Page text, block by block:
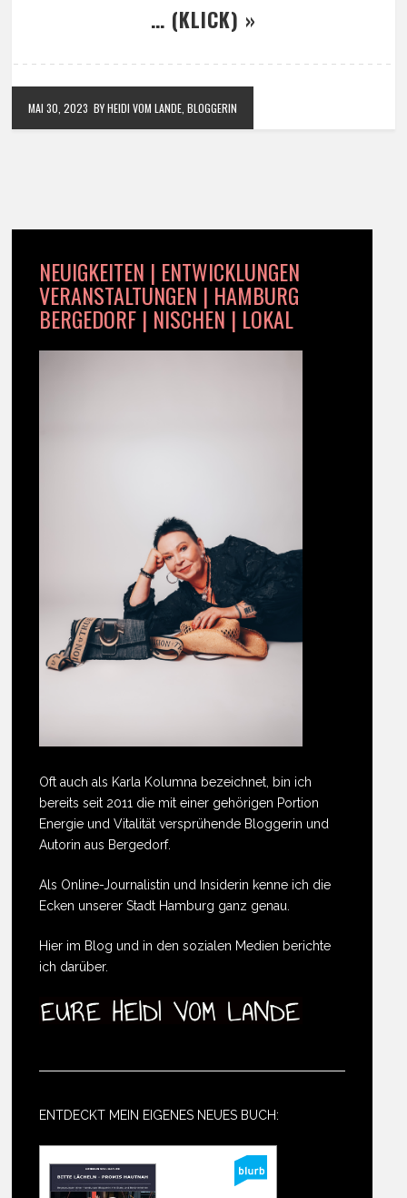
… (KLICK) »
MAI 30, 2023 BY HEIDI VOM LANDE, BLOGGERIN
NEUIGKEITEN | ENTWICKLUNGEN
VERANSTALTUNGEN | HAMBURG
BERGEDORF | NISCHEN | LOKAL
Oft auch als Karla Kolumna bezeichnet, bin ich
bereits seit 2011 die mit einer gehörigen Portion
Energie und Vitalität versprühende Bloggerin und
Autorin aus Bergedorf.
Als Online-Journalistin und Insiderin kenne ich die
Ecken unserer Stadt Hamburg ganz genau.
Hier im Blog und in den sozialen Medien berichte
ich darüber.
ENTDECKT MEIN EIGENES NEUES BUCH: